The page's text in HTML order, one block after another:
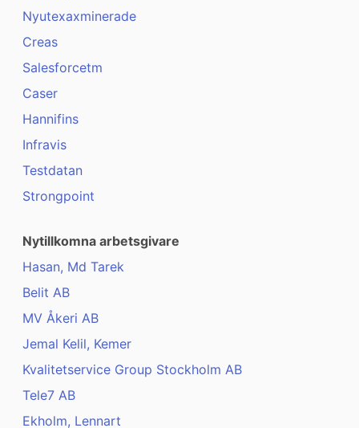
Nyutexaxminerade
Creas
Salesforcetm
Caser
Hannifins
Infravis
Testdatan
Strongpoint
Nytillkomna arbetsgivare
Hasan, Md Tarek
Belit AB
MV Åkeri AB
Jemal Kelil, Kemer
Kvalitetservice Group Stockholm AB
Tele7 AB
Ekholm, Lennart